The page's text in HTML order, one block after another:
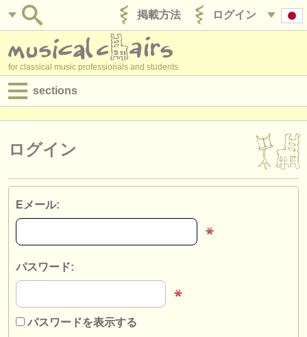
ログイン
掲載方法
for classical music professionals and students
sections
求人情報 (演奏関係の職)
求人情報 (管理者関連の職)
講習会
楽器の販売
ログイン
Eメール:
パスワード:
パスワードを表示する